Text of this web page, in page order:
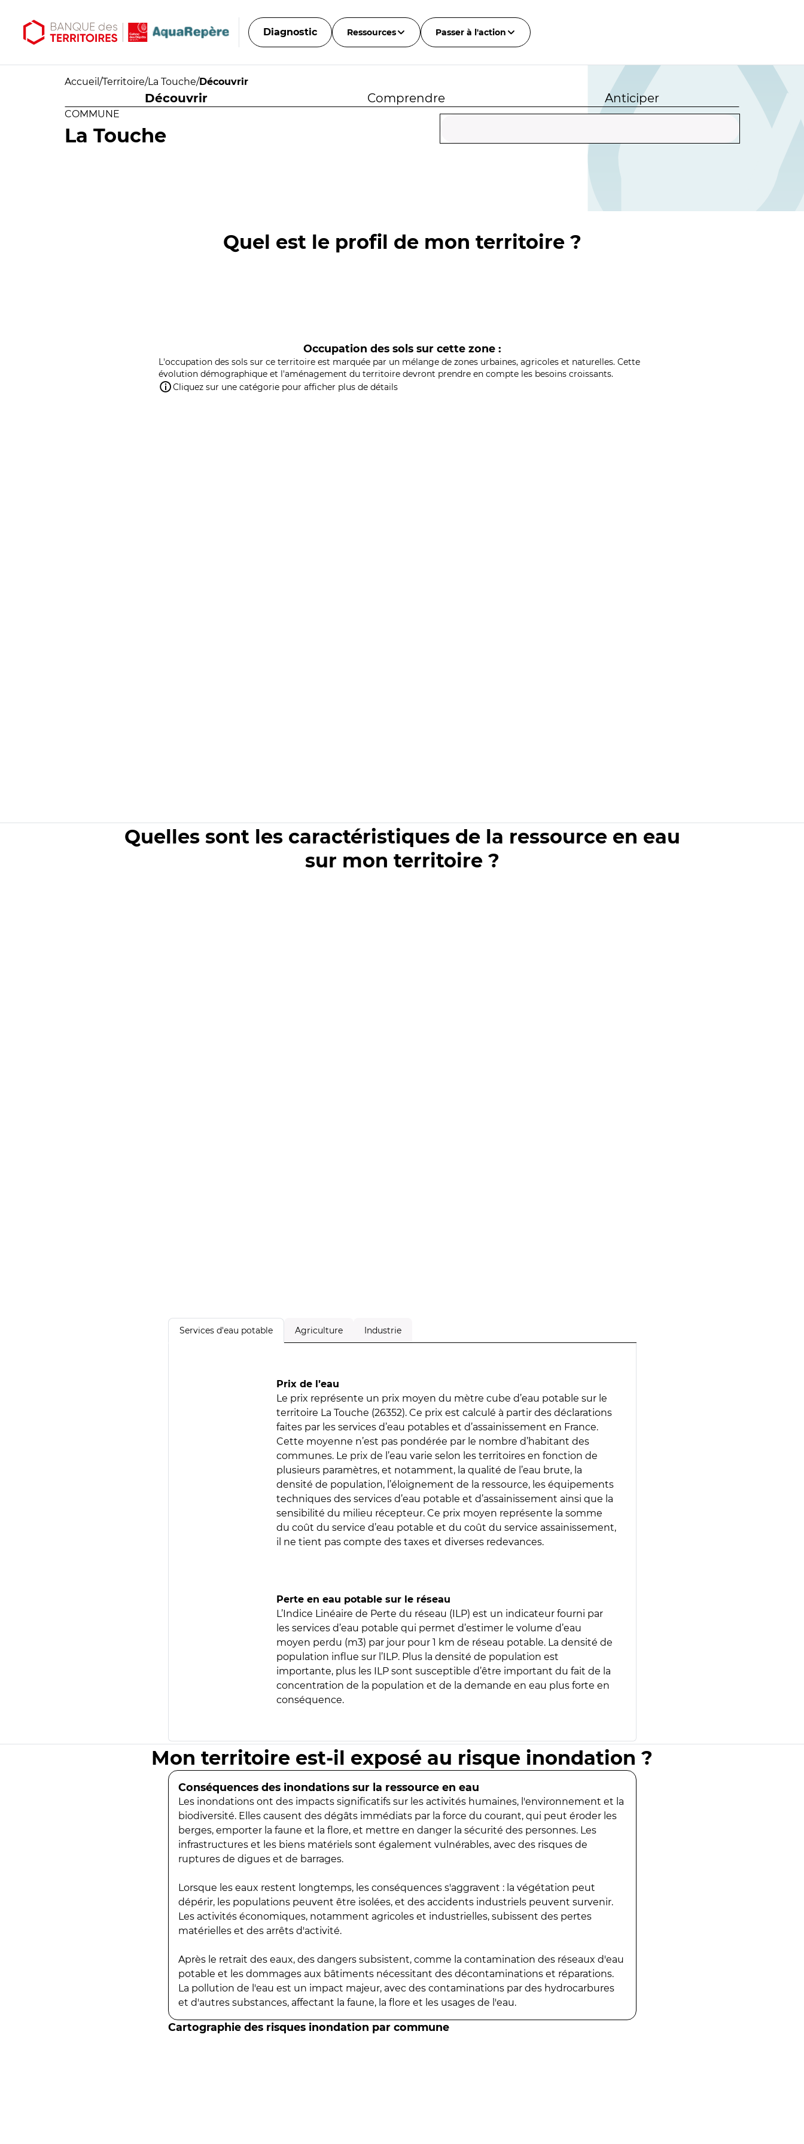
Diagnostic Ressources Passer à l'action
Accueil /Territoire/La Touche/Découvrir
Découvrir Comprendre Anticiper
COMMUNE
La Touche
Quel est le profil de mon territoire ?
Occupation des sols sur cette zone :
L'occupation des sols sur ce territoire est marquée par un mélange de zones urbaines, agricoles et naturelles. Cette
évolution démographique et l'aménagement du territoire devront prendre en compte les besoins croissants.
Cliquez sur une catégorie pour afficher plus de détails
Quelles sont les caractéristiques de la ressource en eau
sur mon territoire ?
Services d'eau potable Agriculture Industrie
Prix de l’eau
Le prix représente un prix moyen du mètre cube d’eau potable sur le
territoire La Touche (26352). Ce prix est calculé à partir des déclarations
faites par les services d’eau potables et d’assainissement en France.
Cette moyenne n’est pas pondérée par le nombre d’habitant des
communes. Le prix de l’eau varie selon les territoires en fonction de
plusieurs paramètres, et notamment, la qualité de l’eau brute, la
densité de population, l’éloignement de la ressource, les équipements
techniques des services d’eau potable et d’assainissement ainsi que la
sensibilité du milieu récepteur. Ce prix moyen représente la somme
du coût du service d’eau potable et du coût du service assainissement,
il ne tient pas compte des taxes et diverses redevances.
Perte en eau potable sur le réseau
L’Indice Linéaire de Perte du réseau (ILP) est un indicateur fourni par
les services d’eau potable qui permet d’estimer le volume d’eau
moyen perdu (m3) par jour pour 1 km de réseau potable. La densité de
population influe sur l’ILP. Plus la densité de population est
importante, plus les ILP sont susceptible d’être important du fait de la
concentration de la population et de la demande en eau plus forte en
conséquence.
Mon territoire est-il exposé au risque inondation ?
Conséquences des inondations sur la ressource en eau
Les inondations ont des impacts significatifs sur les activités humaines, l'environnement et la
biodiversité. Elles causent des dégâts immédiats par la force du courant, qui peut éroder les
berges, emporter la faune et la flore, et mettre en danger la sécurité des personnes. Les
infrastructures et les biens matériels sont également vulnérables, avec des risques de
ruptures de digues et de barrages.
Lorsque les eaux restent longtemps, les conséquences s'aggravent : la végétation peut
dépérir, les populations peuvent être isolées, et des accidents industriels peuvent survenir.
Les activités économiques, notamment agricoles et industrielles, subissent des pertes
matérielles et des arrêts d'activité.
Après le retrait des eaux, des dangers subsistent, comme la contamination des réseaux d'eau
potable et les dommages aux bâtiments nécessitant des décontaminations et réparations.
La pollution de l'eau est un impact majeur, avec des contaminations par des hydrocarbures
et d'autres substances, affectant la faune, la flore et les usages de l'eau.
Cartographie des risques inondation par commune